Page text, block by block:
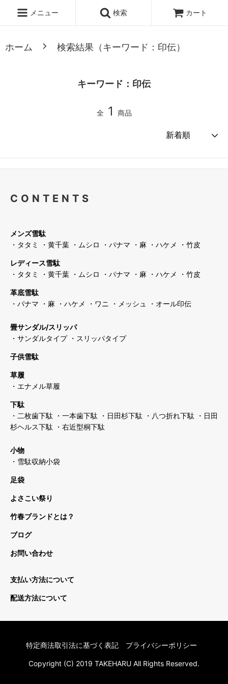
メニュー 検索 カート
ホーム 検索結果（キーワード：印伝）
キーワード：印伝
全 1 商品
CONTENTS
メンズ雪駄
・タタミ
・黄千葉 ・ムシロ ・パナマ ・麻 ・ハケメ ・竹皮
レディース雪駄
・タタミ
・黄千葉 ・ムシロ ・パナマ ・麻 ・ハケメ ・竹皮
革底雪駄
・パナマ
・麻 ・ハケメ ・ワニ ・メッシュ ・オール印伝
畳サンダル/スリッパ
・サンダルタイプ ・スリッパタイプ
子供雪駄
草履
・エナメル草履
下駄
・二枚歯下駄
・一本歯下駄 ・日田杉下駄 ・八つ折れ下駄
・日田
杉ヘルス下駄
・右近型桐下駄
小物
・雪駄収納小袋
足袋
よさこい祭り
竹春ブランドとは？
ブログ
お問い合わせ
支払い方法について
配送方法について
特定商法取引法に基づく表記 プライバシーポリシー
Copyright (C) 2019 TAKEHARU All Rights Reserved.
黒鼻緒 ・白鼻緒 赤鼻緒